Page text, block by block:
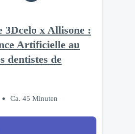
3Dcelo x Allisone :
Artificielle au
dentistes de
Ca. 45 Minuten